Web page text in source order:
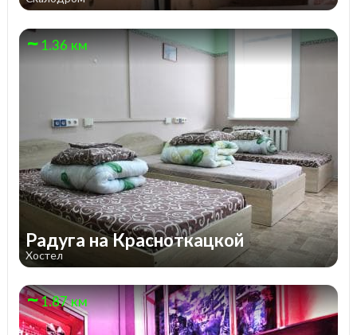
1.36 км
Радуга на Красноткацкой
Хостел
1.87 км